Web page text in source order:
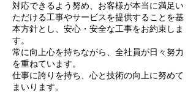
対応できるよう努め、お客様が本当に満足い
ただける工事やサービスを提供することを基
本方針とし、安心・安全な工事をお約束しま
す。
常に向上心を持ちながら、全社員が日々努力
を重ねています。
​仕事に誇りを持ち、心と技術の向上に努めて
まいります。